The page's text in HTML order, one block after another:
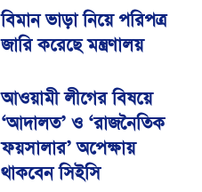
বিমান ভাড়া নিয়ে পরিপত্র
জারি করেছে মন্ত্রণালয়
আওয়ামী লীগের বিষয়ে
‘আদালত’ ও ‘রাজনৈতিক
ফয়সালার’ অপেক্ষায়
থাকবেন সিইসি